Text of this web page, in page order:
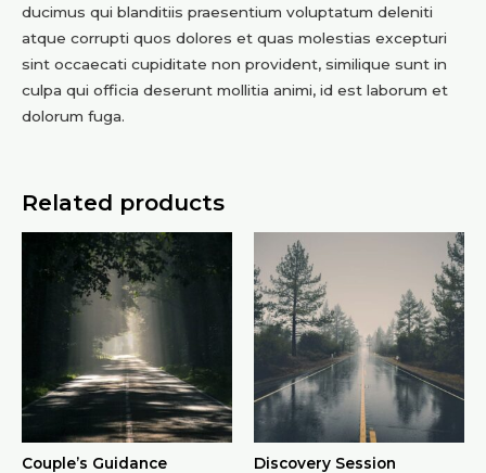
ducimus qui blanditiis praesentium voluptatum deleniti
atque corrupti quos dolores et quas molestias excepturi
sint occaecati cupiditate non provident, similique sunt in
culpa qui officia deserunt mollitia animi, id est laborum et
dolorum fuga.
Related products
Couple’s Guidance Discovery Session